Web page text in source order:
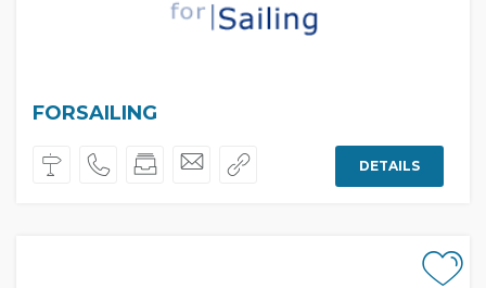
FORSAILING
DETAILS